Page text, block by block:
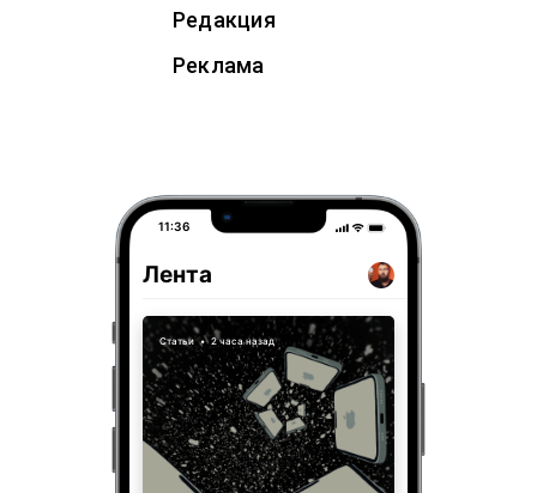
Редакция
Реклама
11:36
Лента
Статьи • 2 часа назад